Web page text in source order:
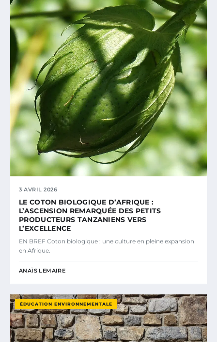
3 AVRIL 2026
LE COTON BIOLOGIQUE D’AFRIQUE :
L’ASCENSION REMARQUÉE DES PETITS
PRODUCTEURS TANZANIENS VERS
L’EXCELLENCE
EN BREF Coton biologique : une culture en pleine expansion
en Afrique.
ANAÏS LEMAIRE
ÉDUCATION ENVIRONNEMENTALE